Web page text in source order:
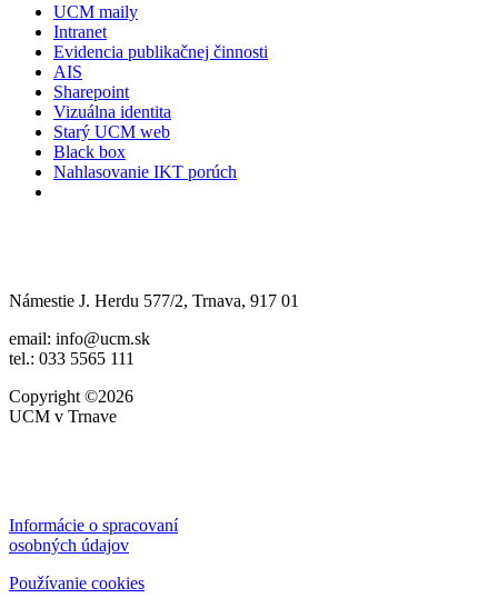
UCM maily
Intranet
Evidencia publikačnej činnosti
AIS
Sharepoint
Vizuálna identita
Starý UCM web
Black box
Nahlasovanie IKT porúch
Námestie J. Herdu 577/2, Trnava, 917 01
email: info@ucm.sk
tel.: 033 5565 111
Copyright ©2026
UCM v Trnave
Informácie o spracovaní
osobných údajov
Používanie cookies